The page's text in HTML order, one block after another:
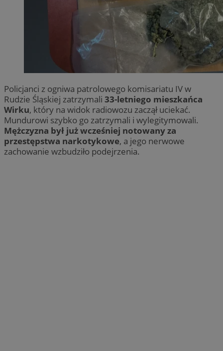
Policjanci z ogniwa patrolowego komisariatu IV w
Rudzie Śląskiej zatrzymali 33-letniego mieszkańca
Wirku, który na widok radiowozu zaczął uciekać.
Mundurowi szybko go zatrzymali i wylegitymowali.
Mężczyzna był już wcześniej notowany za
przestępstwa narkotykowe, a jego nerwowe
zachowanie wzbudziło podejrzenia.